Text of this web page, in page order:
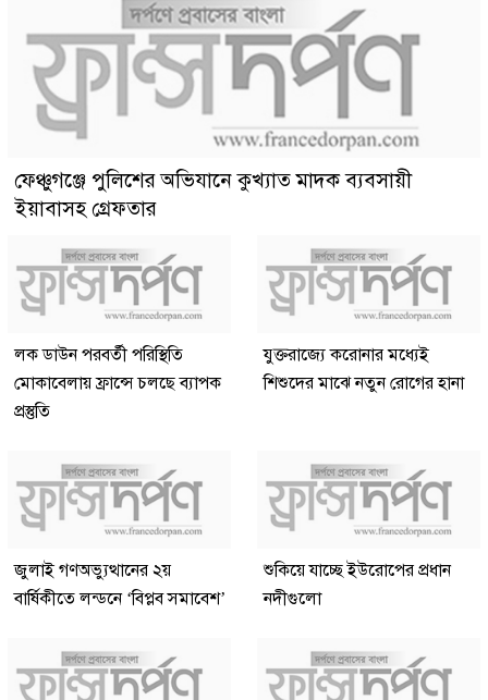
ফেঞ্চুগঞ্জে পুলিশের অভিযানে কুখ্যাত মাদক ব্যবসায়ী
ইয়াবাসহ গ্রেফতার
লক ডাউন পরবর্তী পরিস্থিতি
মোকাবেলায় ফ্রান্সে চলছে ব্যাপক
প্রস্তুতি
যুক্তরাজ্যে করোনার মধ্যেই
শিশুদের মাঝে নতুন রোগের হানা
জুলাই গণঅভ্যুত্থানের ২য়
বার্ষিকীতে লন্ডনে ‘বিপ্লব সমাবেশ’
শুকিয়ে যাচ্ছে ইউরোপের প্রধান
নদীগুলো